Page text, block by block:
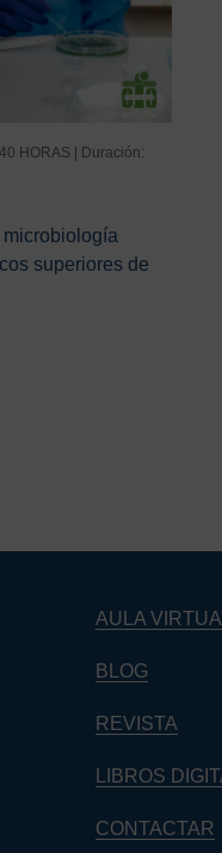
HORAS | Duración:
microbiología
superiores de
AULA VIRTUAL
BLOG
REVISTA
LIBROS
CONTACTAR